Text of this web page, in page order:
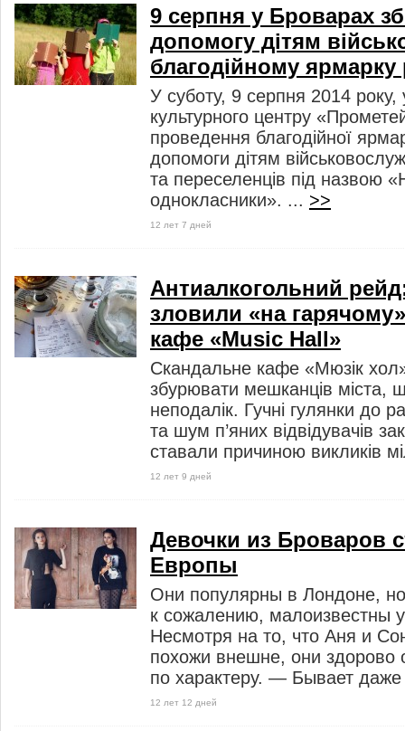
9 серпня у Броварах
допомогу дітям
благодійному ярмарку
У суботу, 9 серпня 2014 року,
культурного центру
проведення благодійної
допомоги дітям
та переселенців під назвою
однокласники». ... >>
12 лет 7 дней
Антиалкогольний
зловили «на
кафе «Music Hall»
Скандальне кафе «Мюзік
збурювати мешканців міста,
неподалік. Гучні гулянки до
та шум п’яних відвідувачів
ставали причиною викликів
12 лет 9 дней
Девочки из Броваров
Европы
Они популярны в Лондоне,
к сожалению, малоизвестны
Несмотря на то, что Аня и
похожи внешне, они здорово
по характеру. — Бывает
12 лет 12 дней